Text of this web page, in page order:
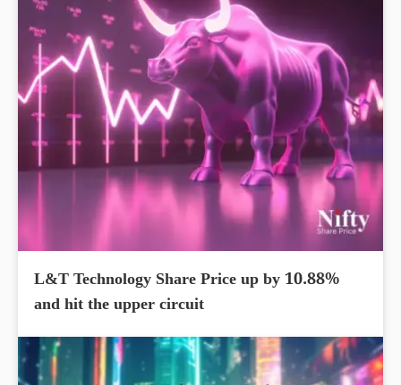
L&T Technology Share Price up by 10.88%
and hit the upper circuit